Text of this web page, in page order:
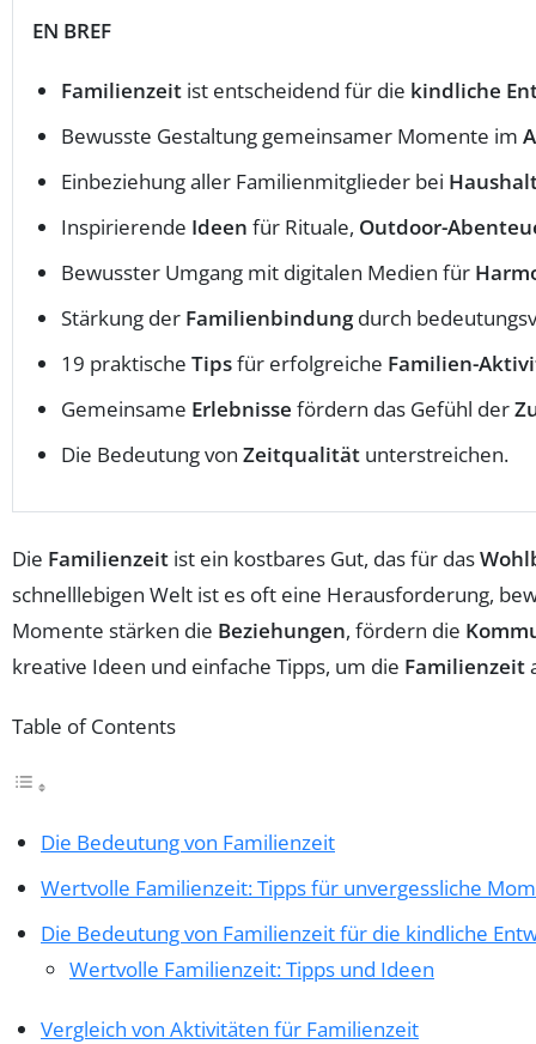
EN BREF
Familienzeit ist entscheidend für die kindliche
Bewusste Gestaltung gemeinsamer Momente im
Einbeziehung aller Familienmitglieder bei
Inspirierende Ideen für Rituale, Outdoor-
Bewusster Umgang mit digitalen Medien für
Stärkung der Familienbindungdurch
19 praktische Tipsfür erfolgreiche Familien-
Gemeinsame Erlebnisse fördern das Gefühl der
Die Bedeutung von Zeitqualität unterstreichen.
Die Familienzeit ist ein kostbares Gut, das für das
schnelllebigen Welt ist es oft eine Herausforderung,
Momente stärken die Beziehungen, fördern die
kreative Ideen und einfache Tipps, um die Familienzeit
Table of Contents
Die Bedeutung von Familienzeit
Wertvolle Familienzeit: Tipps für unvergessliche
Die Bedeutung von Familienzeit für die kindliche
Wertvolle Familienzeit: Tipps und Ideen
Vergleich von Aktivitäten für Familienzeit